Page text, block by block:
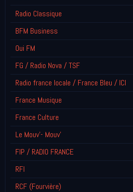
Radio Classique
BFM Business
Oui FM
FG / Radio Nova / TSF
Radio france locale / France Bleu / ICI
France Musique
France Culture
Le Mouv'- Mouv'
FIP / RADIO FRANCE
RFI
RCF (Fourvière)